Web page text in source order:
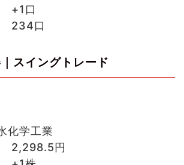
口
口
スイングトレード
学工業
円